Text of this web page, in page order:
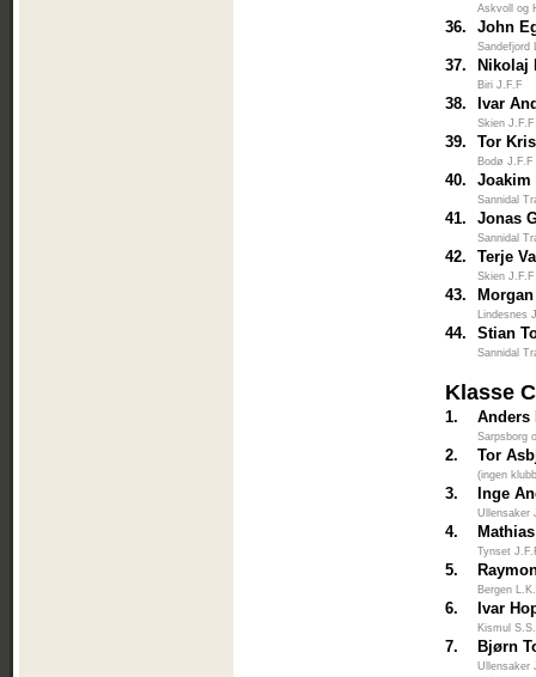
Askvoll og
36. John
Sandefjord
37. Nikolaj
Biri J.F.F
38. Ivar
Skien J.F.F
39. Tor
Bodø J.F.F
40. Joakim
Sannidal
41. Jonas
Sannidal
42. Terje
Skien J.F.F
43.
Lindesnes
44. Stian
Sannidal
Klasse C
1. Anders
Sarpsborg
2. Tor
(ingen
3. Inge
Ullensaker
4.
Tynset
5.
Bergen L.K.
6. Ivar
Kismul
7. Bjørn
Ullensaker